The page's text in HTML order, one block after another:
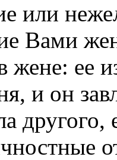
или
Вами
жене: ее
и он